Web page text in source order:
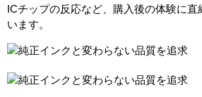
ICチップの反応など、購入後の体験に直
います。